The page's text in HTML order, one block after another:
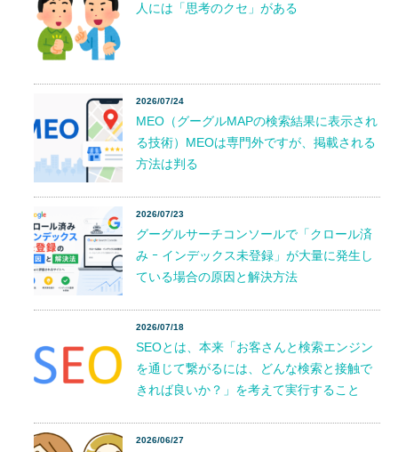
人には「思考のクセ」がある
2026/07/24
MEO（グーグルMAPの検索結果に表示され
る技術）MEOは専門外ですが、掲載される
方法は判る
2026/07/23
グーグルサーチコンソールで「クロール済
み ｰ インデックス未登録」が大量に発生し
ている場合の原因と解決方法
2026/07/18
SEOとは、本来「お客さんと検索エンジン
を通じて繋がるには、どんな検索と接触で
きれば良いか？」を考えて実行すること
2026/06/27